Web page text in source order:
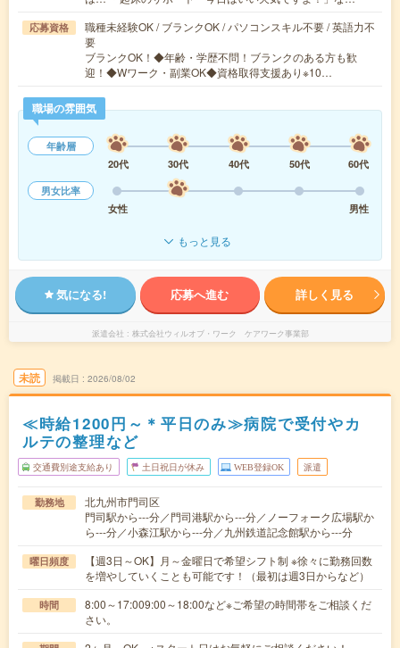
応募資格
職種未経験OK / ブランクOK / パソコンスキル不要 / 英語力不
要
ブランクOK！◆年齢・学歴不問！ブランクのある方も歓
迎！◆Wワーク・副業OK◆資格取得支援あり※10…
職場の雰囲気
年齢層
20代
30代 40代 50代
60代
男女比率
女性
男性
もっと見る
気になる! 応募へ進む 詳しく見る
派遣会社 株式会社ウィルオブ・ワーク ケアワーク事業部
未読 掲載日 2026/08/02
≪時給1200円～＊平日のみ≫病院で受付やカ
ルテの整理など
交通費別途支給あり 土日祝日が休み WEB登録OK 派遣
勤務地
北九州市門司区
門司駅から---分／門司港駅から---分／ノーフォーク広場駅か
ら---分／小森江駅から---分／九州鉄道記念館駅から---分
曜日頻度
【週3日～OK】月～金曜日で希望シフト制 ※徐々に勤務回数
を増やしていくことも可能です！（最初は週3日からなど）
時間
8:00～17:009:00～18:00など※ご希望の時間帯をご相談くだ
さい。